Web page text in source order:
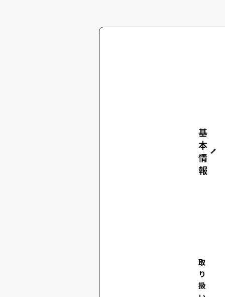
基
本
情
報
取
り
扱